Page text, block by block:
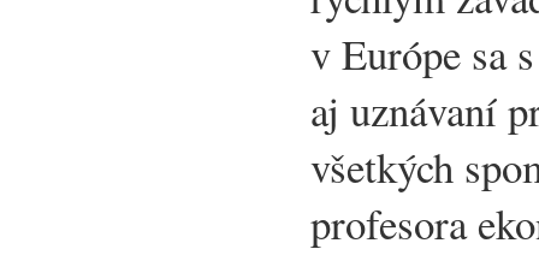
v Európe sa
aj uznávaní
všetkých
profesora